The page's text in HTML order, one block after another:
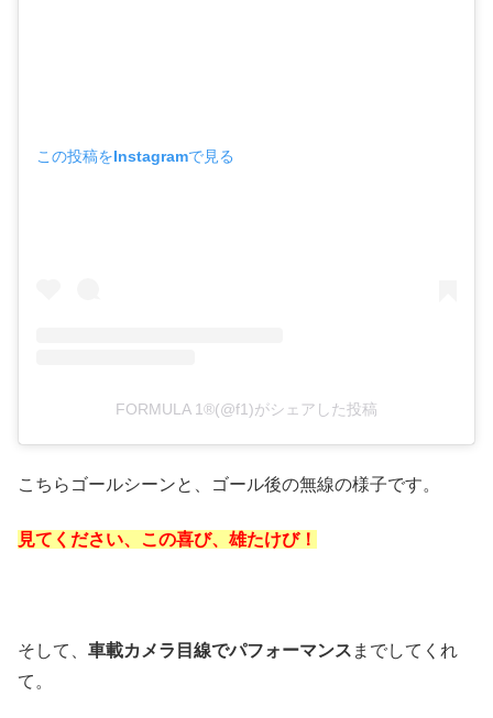
この投稿をInstagramで見る
FORMULA 1®(@f1)がシェアした投稿
こちらゴールシーンと、ゴール後の無線の様子です。
見てください、この喜び、雄たけび！
そして、 車載カメラ目線でパフォーマンス までしてくれ
て。